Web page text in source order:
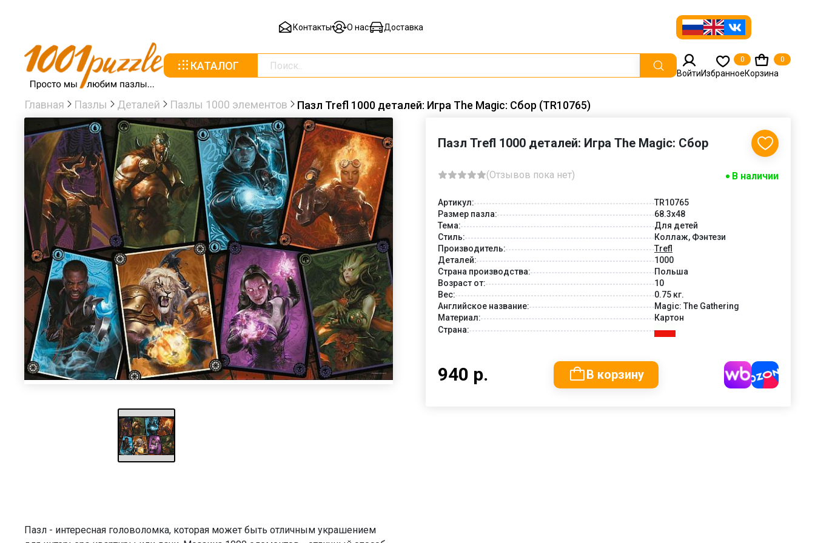
Контакты О нас Доставка
КАТАЛОГ
ВойтиИзбранное
0
Корзина
0
Главная Пазлы Деталей Пазлы 1000 элементов Пазл Trefl 1000 деталей: Игра The Magic: Сбор (TR10765)
Пазл - интересная головоломка, которая может быть отличным украшением
Пазл Trefl 1000 деталей: Игра The Magic: Сбор
(Отзывов пока нет) В наличии
Артикул:
TR10765
Размер пазла:
68.3x48
Тема:
Для детей
Стиль:
Коллаж, Фэнтези
Производитель:
Trefl
Деталей:
1000
Страна производства:
Польша
Возраст от:
10
Вес:
0.75 кг.
Английское название:
Magic: The Gathering
Материал:
Картон
Страна:
940 р. В корзину